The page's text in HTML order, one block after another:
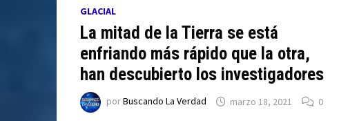
GLACIAL
La mitad de la Tierra se está
enfriando más rápido que la otra,
han descubierto los investigadores
porBuscando La Verdad marzo 18, 2021 0